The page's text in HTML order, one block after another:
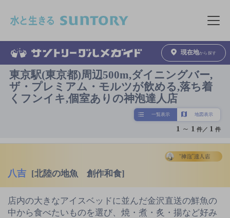
メニュ
現在地から探す
東京駅(東京都)周辺500m,ダイニングバー,
ザ・プレミアム・モルツが飲める,落ち着
くフンイキ,個室ありの神泡達人店
一覧表示 地図表示
1 ～ 1 件／ 1 件
八吉 [北陸の地魚 創作和食]
店内の大きなアイスベッドに並んだ金沢直送の鮮魚の
中から食べたいものを選び、焼・煮・炙・揚など好み